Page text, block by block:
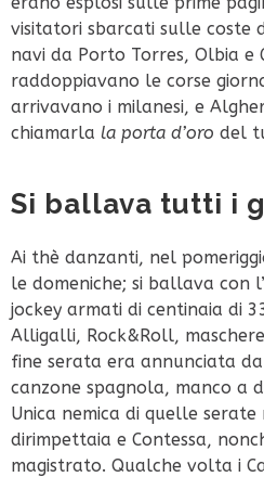
visitatori sbarcati sulle coste
navi da Porto Torres, Olbia e
raddoppiavano le corse
arrivavano i milanesi, e
chiamarla la porta d’oro del
Si ballava tutti i
Ai thè danzanti, nel
le domeniche; si ballava con
jockey armati di centinaia di
Alligalli, Rock&Roll,
fine serata era annunciata
canzone spagnola, manco a
Unica nemica di quelle
dirimpettaia e Contessa,
magistrato. Qualche volta i